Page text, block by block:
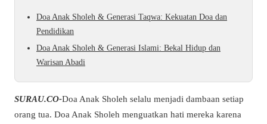
Doa Anak Sholeh & Generasi Taqwa: Kekuatan Doa dan
Pendidikan
Doa Anak Sholeh & Generasi Islami: Bekal Hidup dan
Warisan Abadi
SURAU.CO-Doa Anak Sholeh selalu menjadi dambaan setiap
orang tua. Doa Anak Sholeh menguatkan hati mereka karena